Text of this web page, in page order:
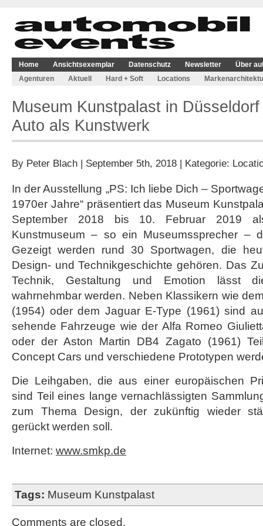
Home Ansichtsexemplar Datenschutz Newsletter
Über
Agenturen
Aktuell Hard + Soft Locations
Museum Kunstpalast in
Auto als Kunstwerk
By Peter Blach | September 5th, 2018 | Kategorie:
In der Ausstellung „PS: Ich liebe Dich –
1970er Jahre“ präsentiert das Museum
September 2018 bis 10. Februar 2019
Kunstmuseum – so ein Museumssprecher –
Gezeigt werden rund 30 Sportwagen, die
Design- und Technikgeschichte gehören. Das
Technik, Gestaltung und Emotion lässt
wahrnehmbar werden. Neben Klassikern wie
(1954) oder dem Jaguar E-Type (1961) sind
sehende Fahrzeuge wie der Alfa Romeo
oder der Aston Martin DB4 Zagato (1961)
Concept Cars und verschiedene Prototypen
Die Leihgaben, die aus einer europäischen
sind Teil eines lange vernachlässigten
zum Thema Design, der zukünftig wieder
gerückt werden soll.
Internet: www.smkp.de
Tags: Museum Kunstpalast
Comments are closed.